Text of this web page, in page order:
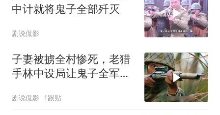
中计就将鬼子全部歼灭
剧说侃影
子妻被掳全村惨死，老猎
手林中设局让鬼子全军覆
剧说侃影 1跟贴